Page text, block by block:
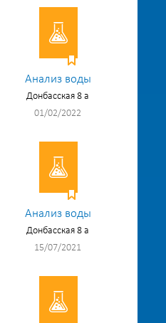
Анализ воды
Донбасская 8 а
01/02/2022
Анализ воды
Донбасская 8 а
15/07/2021